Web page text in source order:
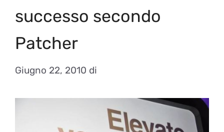
successo secondo
Patcher
Giugno 22, 2010 di